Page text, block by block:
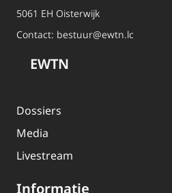
5061 EH Oisterwijk
Contact: bestuur@ewtn.lc
EWTN
Dossiers
Media
Livestream
Informatie